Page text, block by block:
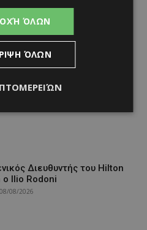
Διευθυντής του Hilton
ο Ilio Rodoni
08/08/2026
ΌΛΩΝ
ΌΛΩΝ